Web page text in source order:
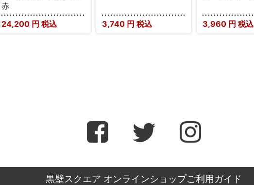
赤
24,200 円 税込 3,740 円 税込 3,960 円 税込
黒壁スクエア オンラインショップご利用ガイド